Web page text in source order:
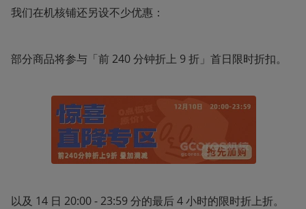
我们在机核铺还另设不少优惠：
部分商品将参与「前 240 分钟折上 9 折」首日限时折扣。
以及 14 日 20:00 - 23:59 分的最后 4 小时的限时折上折。